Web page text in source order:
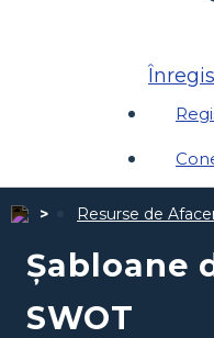
Resurse de
Șabloane
SWOT